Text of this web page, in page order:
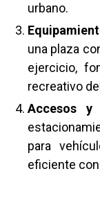
urbano.
una plaza
ejercicio,
recreativo
Accesos y
para
eficiente